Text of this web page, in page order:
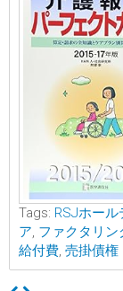
Tags: RSJホール
ア, ファクタリン
給付費, 売掛債権